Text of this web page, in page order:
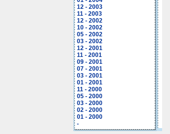
12 - 2003
11 - 2003
12 - 2002
10 - 2002
05 - 2002
03 - 2002
12 - 2001
11 - 2001
09 - 2001
07 - 2001
03 - 2001
01 - 2001
11 - 2000
05 - 2000
03 - 2000
02 - 2000
01 - 2000
-